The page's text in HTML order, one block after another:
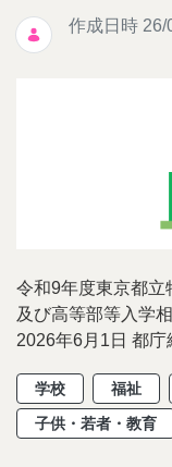
作成日時 26/
令和9年度東京都立
及び高等部等入学
2026年6月1日 都庁
学校 福祉
子供・若者・教育